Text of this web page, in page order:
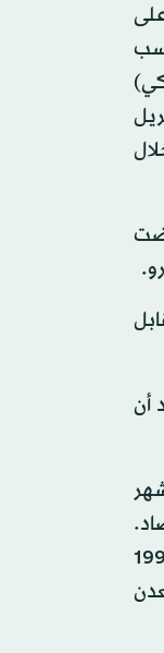
2,4 و0,1 في المائة على
0.2 في المائة خلال
لكنه تعافى من أدنى مستوى سجله خلال الجلسة عند 1.0938 مقابل
أن
الفورية 0.4 في المائة إلى 1996.92